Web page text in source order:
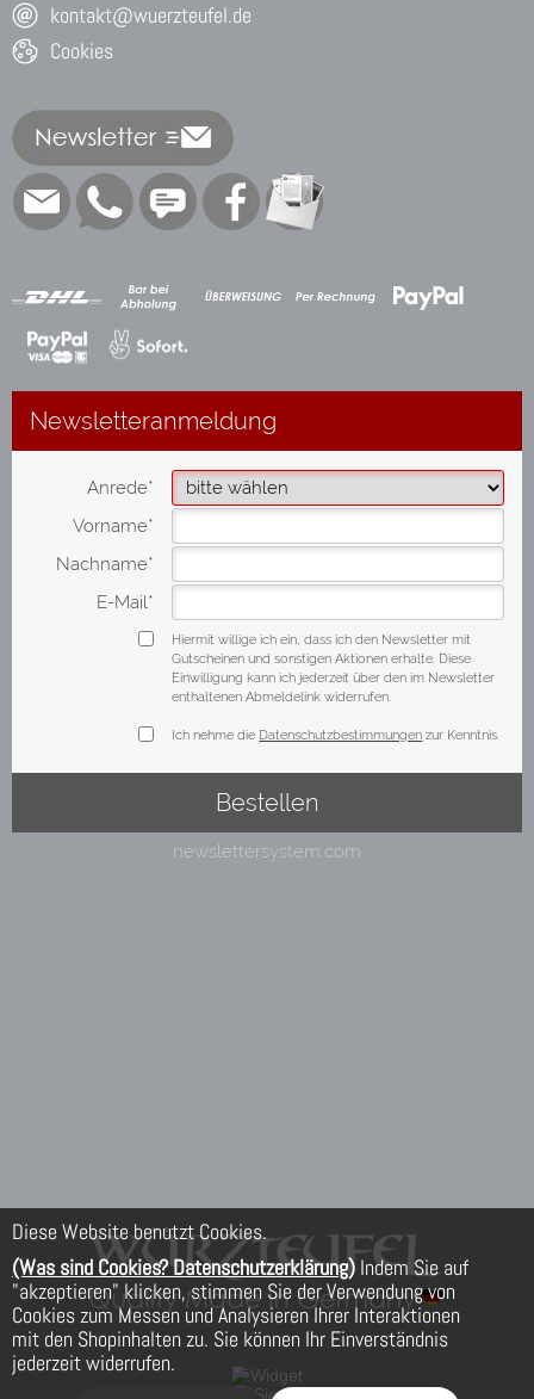
Diese Website benutzt Cookies.
(Was sind Cookies? Datenschutzerklärung) Indem Sie auf
"akzeptieren" klicken, stimmen Sie der Verwendung von
Cookies zum Messen und Analysieren Ihrer Interaktionen
mit den Shopinhalten zu. Sie können Ihr Einverständnis
jederzeit widerrufen.
kontakt@wuerzteufel.de
Cookies